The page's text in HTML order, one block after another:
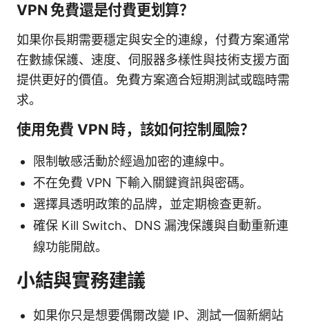
VPN 免費還是付費更划算？
如果你長期需要穩定與安全的連線，付費方案通常
在數據保護、速度、伺服器多樣性與技術支援方面
提供更好的價值。免費方案適合短期測試或臨時需
求。
使用免費 VPN 時，該如何控制風險？
限制敏感活動於經過加密的連線中。
不在免費 VPN 下輸入關鍵資訊與密碼。
選擇具透明政策的品牌，並定期檢查更新。
確保 Kill Switch、DNS 漏洩保護與自動重新連
線功能開啟。
小結與實務建議
如果你只是想要偶爾改變 IP、測試一個新網站